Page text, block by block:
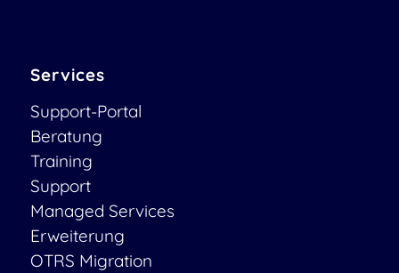
Services
Support-Portal
Beratung
Training
Support
Managed Services
Erweiterung
OTRS Migration